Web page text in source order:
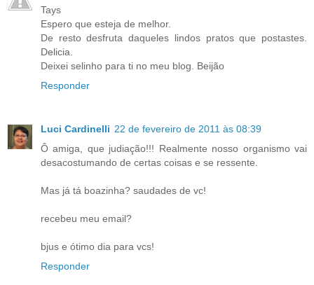
Tays
Espero que esteja de melhor.
De resto desfruta daqueles lindos pratos que postastes.
Delicia.
Deixei selinho para ti no meu blog. Beijão
Responder
Luci Cardinelli 22 de fevereiro de 2011 às 08:39
Ô amiga, que judiação!!! Realmente nosso organismo vai
desacostumando de certas coisas e se ressente.
Mas já tá boazinha? saudades de vc!
recebeu meu email?
bjus e ótimo dia para vcs!
Responder